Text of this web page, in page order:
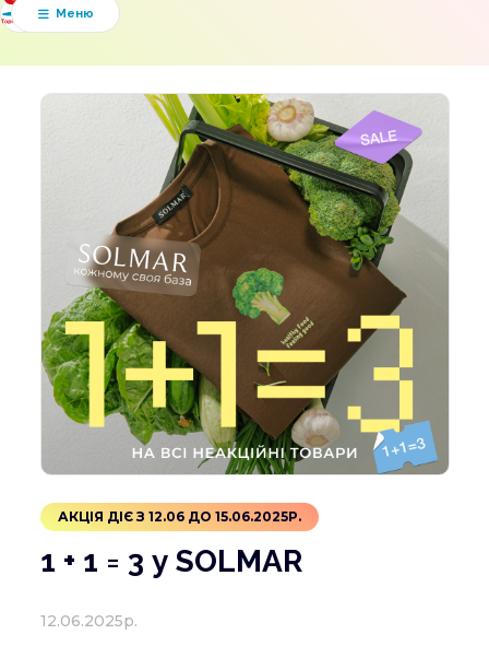
Мапа ТРЦ
Меню
АКЦІЯ ДІЄ З 12.06 ДО 15.06.2025Р.
1 + 1 = 3 у SOLMAR
12.06.2025р.